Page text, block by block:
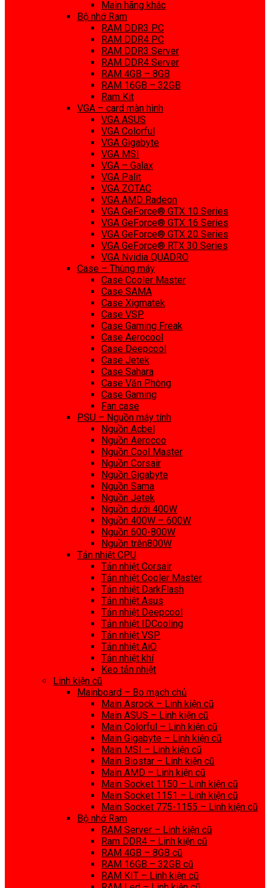
Main hãng khác
Bộ nhớ Ram
RAM DDR3 PC
RAM DDR4 PC
RAM DDR3 Server
RAM DDR4 Server
RAM 4GB – 8GB
RAM 16GB – 32GB
Ram Kit
VGA – card màn hình
VGA ASUS
VGA Colorful
VGA Gigabyte
VGA MSI
VGA – Galax
VGA Palit
VGA ZOTAC
VGA AMD Radeon
VGA GeForce® GTX 10 Series
VGA GeForce® GTX 16 Series
VGA GeForce® GTX 20 Series
VGA GeForce® RTX 30 Series
VGA Nvidia QUADRO
Case – Thùng máy
Case Cooler Master
Case SAMA
Case Xigmatek
Case VSP
Case Gaming Freak
Case Aerocool
Case Deepcool
Case Jetek
Case Sahara
Case Văn Phòng
Case Gaming
Fan case
PSU – Nguồn máy tính
Nguồn Acbel
Nguồn Aerocoo
Nguồn Cool Master
Nguồn Corsair
Nguồn Gigabyte
Nguồn Sama
Nguồn Jetek
Nguồn dưới 400W
Nguồn 400W – 600W
Nguồn 600-800W
Nguồn trên800W
Tản nhiệt CPU
Tản nhiệt Corsair
Tản nhiệt Cooler Master
Tản nhiệt DarkFlash
Tản nhiệt Asus
Tản nhiệt Deepcool
Tản nhiệt IDCooling
Tản nhiệt VSP
Tản nhiệt AiO
Tản nhiệt khí
Keo tản nhiệt
Linh kiện cũ
Mainboard – Bo mạch chủ
Main Asrock – Linh kiện cũ
Main ASUS – Linh kiện cũ
Main Colorful – Linh kiện cũ
Main Gigabyte – Linh kiện cũ
Main MSI – Linh kiện cũ
Main Biostar – Linh kiện cũ
Main AMD – Linh kiện cũ
Main Socket 1150 – Linh kiện cũ
Main Socket 1151 – Linh kiện cũ
Main Socket 775-1155 – Linh kiện cũ
Bộ nhớ Ram
RAM Server – Linh kiện cũ
Ram DDR4 – Linh kiện cũ
RAM 4GB – 8GB cũ
RAM 16GB – 32GB cũ
RAM KIT – Linh kiện cũ